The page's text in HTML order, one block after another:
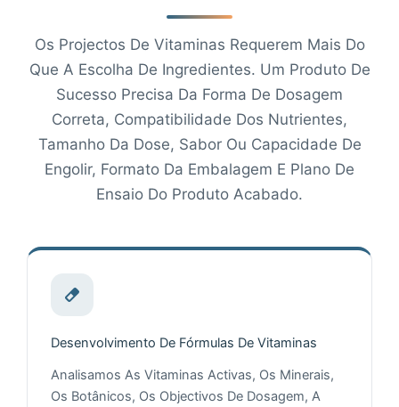
Os Projectos De Vitaminas Requerem Mais Do
Que A Escolha De Ingredientes. Um Produto De
Sucesso Precisa Da Forma De Dosagem
Correta, Compatibilidade Dos Nutrientes,
Tamanho Da Dose, Sabor Ou Capacidade De
Engolir, Formato Da Embalagem E Plano De
Ensaio Do Produto Acabado.
Desenvolvimento De Fórmulas De Vitaminas
Analisamos As Vitaminas Activas, Os Minerais,
Os Botânicos, Os Objectivos De Dosagem, A